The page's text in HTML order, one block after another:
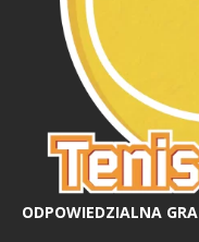
ODPOWIEDZIALNA GRA